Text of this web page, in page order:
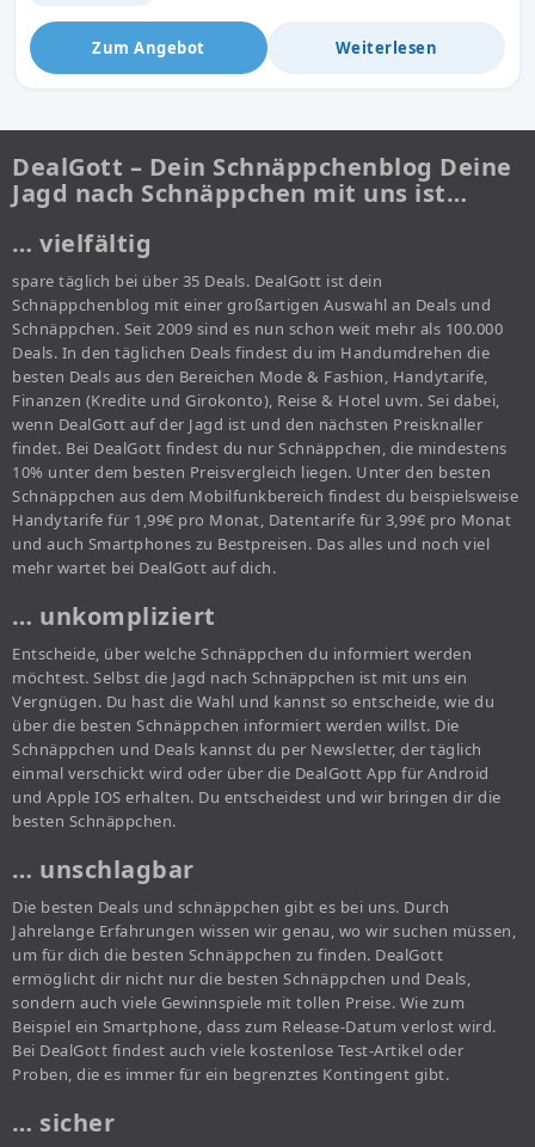
Zum Angebot Weiterlesen
DealGott – Dein Schnäppchenblog Deine
Jagd nach Schnäppchen mit uns ist…
… vielfältig
spare täglich bei über 35 Deals. DealGott ist dein
Schnäppchenblog mit einer großartigen Auswahl an Deals und
Schnäppchen. Seit 2009 sind es nun schon weit mehr als 100.000
Deals. In den täglichen Deals findest du im Handumdrehen die
besten Deals aus den Bereichen Mode & Fashion, Handytarife,
Finanzen (Kredite und Girokonto), Reise & Hotel uvm. Sei dabei,
wenn DealGott auf der Jagd ist und den nächsten Preisknaller
findet. Bei DealGott findest du nur Schnäppchen, die mindestens
10% unter dem besten Preisvergleich liegen. Unter den besten
Schnäppchen aus dem Mobilfunkbereich findest du beispielsweise
Handytarife für 1,99€ pro Monat, Datentarife für 3,99€ pro Monat
und auch Smartphones zu Bestpreisen. Das alles und noch viel
mehr wartet bei DealGott auf dich.
… unkompliziert
Entscheide, über welche Schnäppchen du informiert werden
möchtest. Selbst die Jagd nach Schnäppchen ist mit uns ein
Vergnügen. Du hast die Wahl und kannst so entscheide, wie du
über die besten Schnäppchen informiert werden willst. Die
Schnäppchen und Deals kannst du per Newsletter, der täglich
einmal verschickt wird oder über die DealGott App für Android
und Apple IOS erhalten. Du entscheidest und wir bringen dir die
besten Schnäppchen.
… unschlagbar
Die besten Deals und schnäppchen gibt es bei uns. Durch
Jahrelange Erfahrungen wissen wir genau, wo wir suchen müssen,
um für dich die besten Schnäppchen zu finden. DealGott
ermöglicht dir nicht nur die besten Schnäppchen und Deals,
sondern auch viele Gewinnspiele mit tollen Preise. Wie zum
Beispiel ein Smartphone, dass zum Release-Datum verlost wird.
Bei DealGott findest auch viele kostenlose Test-Artikel oder
Proben, die es immer für ein begrenztes Kontingent gibt.
… sicher